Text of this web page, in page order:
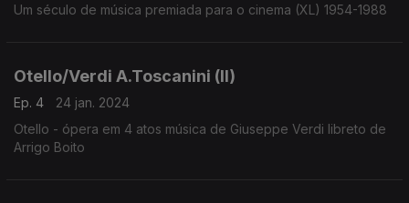
Um século de música premiada para o cinema (XL) 1954-1988
Otello/Verdi A.Toscanini (II)
Ep. 4
24 jan. 2024
Otello - ópera em 4 atos música de Giuseppe Verdi libreto de
Arrigo Boito